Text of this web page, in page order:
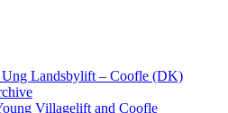
Landsbylift – Coofle (DK)
Villagelift and Coofle